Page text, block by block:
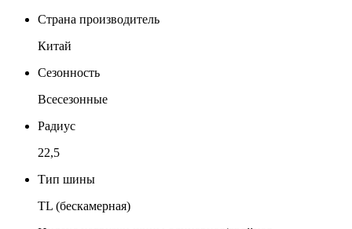
Страна производитель
Китай
Сезонность
Всесезонные
Радиус
22,5
Тип шины
TL (бескамерная)